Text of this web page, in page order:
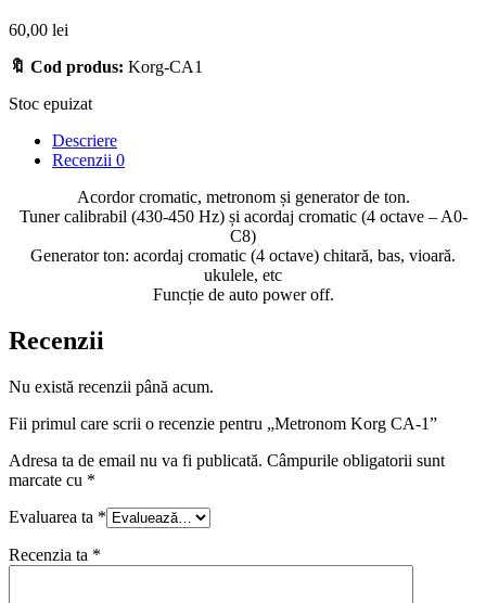
60,00 lei
🔖 Cod produs: Korg-CA1
Stoc epuizat
Descriere
Recenzii 0
Acordor cromatic, metronom și generator de ton.
Tuner calibrabil (430-450 Hz) și acordaj cromatic (4 octave – A0-
C8)
Generator ton: acordaj cromatic (4 octave) chitară, bas, vioară.
ukulele, etc
Funcție de auto power off.
Recenzii
Nu există recenzii până acum.
Fii primul care scrii o recenzie pentru „Metronom Korg CA-1”
Adresa ta de email nu va fi publicată. Câmpurile obligatorii sunt
marcate cu *
Evaluarea ta *
Recenzia ta *